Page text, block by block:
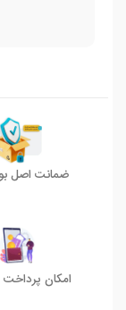
ضمانت اصل
امکان